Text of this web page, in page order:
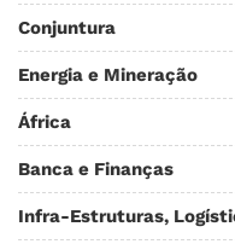
Conjuntura
Energia e Mineração
África
Banca e Finanças
Infra-Estruturas,